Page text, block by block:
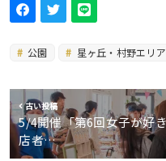
公園 星ヶ丘・村野エリア
古い投稿
5/4開催「第6回女子が好
店者…